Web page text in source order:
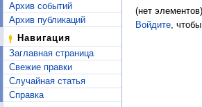
Архив событий
Архив публикаций
Навигация
Заглавная страница
Свежие правки
Случайная статья
Справка
(нет элементов)
Войдите,